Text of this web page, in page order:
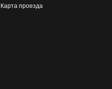
Карта проезда